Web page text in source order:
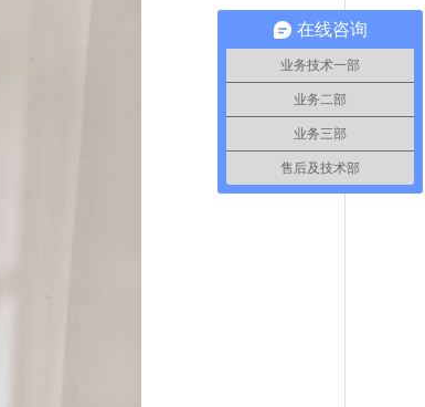
在线咨询
业务技术一部
业务二部
业务三部
售后及技术部